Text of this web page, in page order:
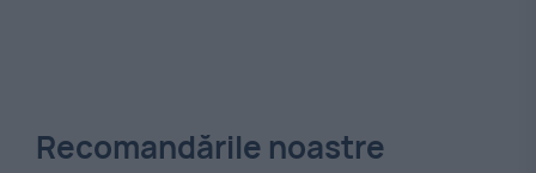
Recomandările noastre